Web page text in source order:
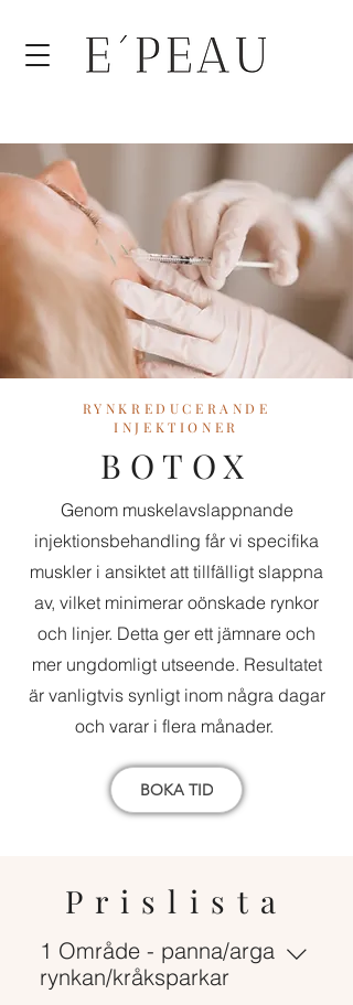
​RYNKREDUCERANDE
INJEKTIONER
BOTOX
Genom muskelavslappnande
injektionsbehandling får vi specifika
muskler i ansiktet att tillfälligt slappna
av, vilket minimerar oönskade rynkor
och linjer. Detta ger ett jämnare och
mer ungdomligt utseende. Resultatet
är vanligtvis synligt inom några dagar
och varar i flera månader.
BOKA TID
1 Område - panna/arga
rynkan/kråksparkar
Prislista